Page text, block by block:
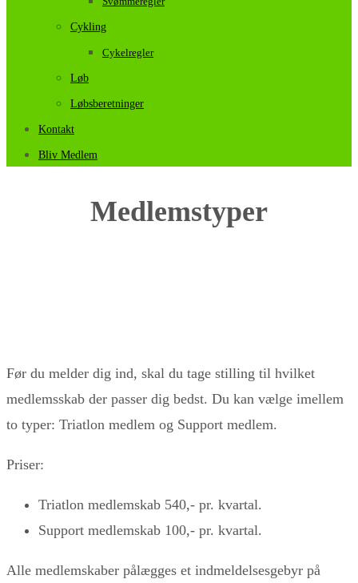
Cykling
Cykelregler
Løb
Løbsberetninger
Kontakt
Bliv Medlem
Medlemstyper
Før du melder dig ind, skal du tage stilling til hvilket
medlemsskab der passer dig bedst. Du kan vælge imellem
to typer: Triatlon medlem og Support medlem.
Priser:
Triatlon medlemskab 540,- pr. kvartal.
Support medlemskab 100,- pr. kvartal.
Alle medlemskaber pålægges et indmeldelsesgebyr på